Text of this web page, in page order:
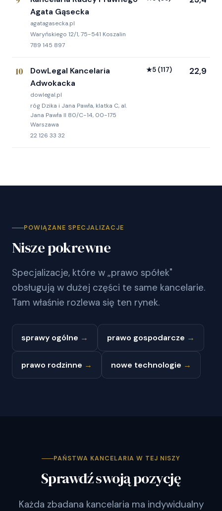
Agata Gąsecka
agatagasecka.pl
Waryńskiego 12/1, 75-541 Koszalin
789 145 897
10
DowLegal Kancelaria
Adwokacka
dowlegal.pl
róg Dzika i Jana Pawła, klatka C, al.
Jana Pawła II 80/C-14, 00-175
Warszawa
22 126 33 32
★5 (117) 22,9
POWIĄZANE SPECJALIZACJE
Nisze pokrewne
Specjalizacje, które w „prawo spółek"
obsługują w dużej części te same kancelarie.
Tam właśnie rozlewa się ten rynek.
sprawy ogólne → prawo gospodarcze →
prawo rodzinne → nowe technologie →
PAŃSTWA KANCELARIA W TEJ NISZY
Sprawdź swoją pozycję
Każda zbadana kancelaria ma indywidualny